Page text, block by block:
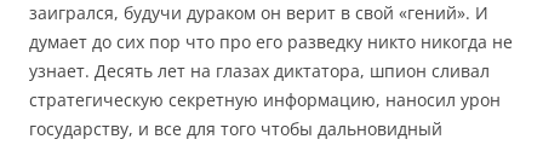
заигрался, будучи дураком он верит в свой «гений». И
думает до сих пор что про его разведку никто никогда не
узнает. Десять лет на глазах диктатора, шпион сливал
стратегическую секретную информацию, наносил урон
государству, и все для того чтобы дальновидный